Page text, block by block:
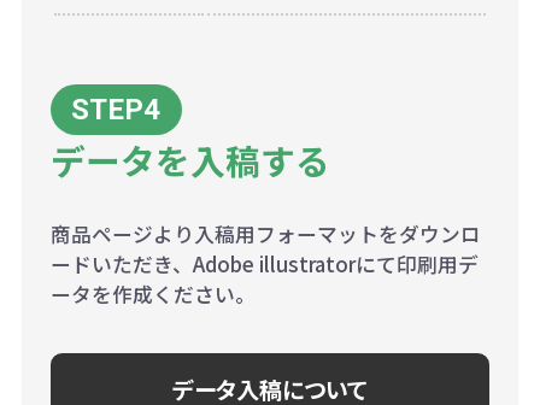
データを入稿する
商品ページより入稿用フォーマットをダウンロ
ードいただき、Adobe illustratorにて印刷用デ
ータを作成ください。
データ入稿について